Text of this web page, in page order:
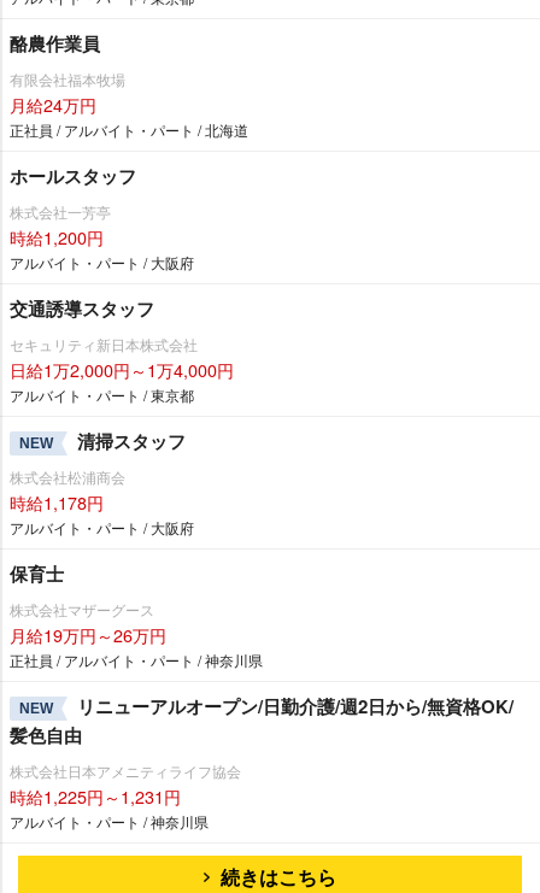
酪農作業員
有限会社福本牧場
月給24万円
正社員 / アルバイト・パート / 北海道
ホールスタッフ
株式会社一芳亭
時給1,200円
アルバイト・パート / 大阪府
交通誘導スタッフ
セキュリティ新日本株式会社
日給1万2,000円～1万4,000円
アルバイト・パート / 東京都
NEW 清掃スタッフ
株式会社松浦商会
時給1,178円
アルバイト・パート / 大阪府
保育士
株式会社マザーグース
月給19万円～26万円
正社員 / アルバイト・パート / 神奈川県
NEW
リニューアルオープン/日勤介護/週2日から/無資格OK/
髪色自由
株式会社日本アメニティライフ協会
時給1,225円～1,231円
アルバイト・パート / 神奈川県
続きはこちら